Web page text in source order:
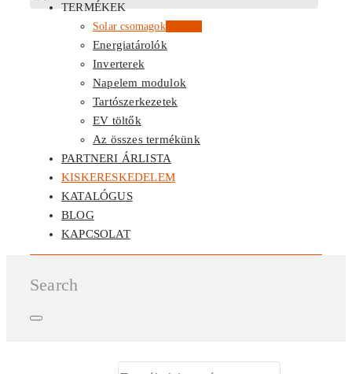
TERMÉKEK
Solar csomagokKiemelt
Energiatárolók
Inverterek
Napelem modulok
Tartószerkezetek
EV töltők
Az összes termékünk
PARTNERI ÁRLISTA
KISKERESKEDELEM
KATALÓGUS
BLOG
KAPCSOLAT
Search